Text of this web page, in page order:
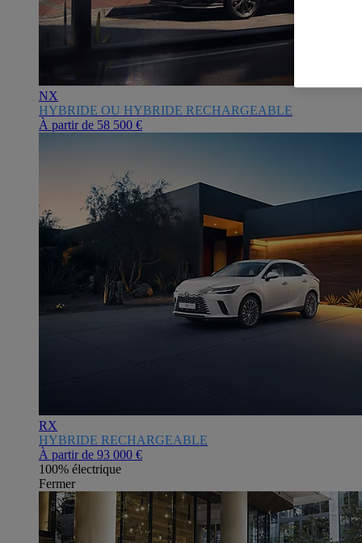
NX
HYBRIDE OU HYBRIDE RECHARGEABLE
À partir de 58 500 €
RX
HYBRIDE RECHARGEABLE
À partir de 93 000 €
100% électrique
Fermer